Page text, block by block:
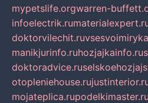
mypetslife.orgwarren-
infoelectrik.ru
doktorvilechit.ru
manikjurinfo.ruhozjajkainfo.ru
doktoradvice.ru
otopleniehouse.ru
mojateplica.rupodelkimaster.ru